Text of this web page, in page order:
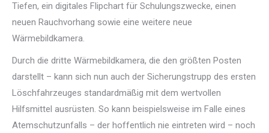
Tiefen, ein digitales Flipchart für Schulungszwecke, einen
neuen Rauchvorhang sowie eine weitere neue
Wärmebildkamera.
Durch die dritte Wärmebildkamera, die den größten Posten
darstellt – kann sich nun auch der Sicherungstrupp des ersten
Löschfahrzeuges standardmäßig mit dem wertvollen
Hilfsmittel ausrüsten. So kann beispielsweise im Falle eines
Atemschutzunfalls – der hoffentlich nie eintreten wird – noch